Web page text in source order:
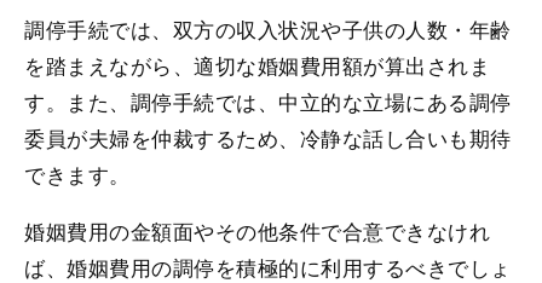
調停手続では、双方の収入状況や子供の人数・年齢
を踏まえながら、適切な婚姻費用額が算出されま
す。また、調停手続では、中立的な立場にある調停
委員が夫婦を仲裁するため、冷静な話し合いも期待
できます。
婚姻費用の金額面やその他条件で合意できなけれ
ば、婚姻費用の調停を積極的に利用するべきでしょ